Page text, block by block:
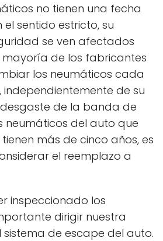
no tienen una fecha
sentido estricto, su
se ven afectados
mayoría de los fabricantes
los neumáticos cada
independientemente de su
de la banda de
neumáticos del auto que
más de cinco años, es
el reemplazo a
inspeccionado los
dirigir nuestra
de escape del auto.